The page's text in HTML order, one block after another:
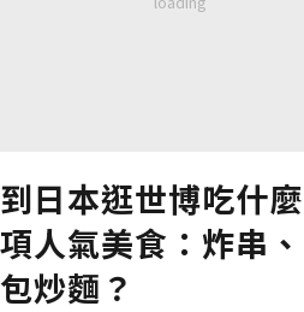
到日本逛世博吃什
項人氣美食：炸串
包炒麵？